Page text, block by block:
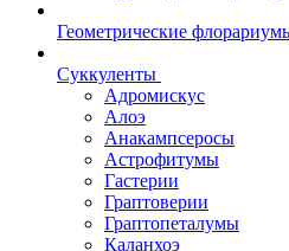
Геометрические
Суккуленты
Адромискус
Алоэ
Анакампсеросы
Астрофитумы
Гастерии
Граптоверии
Граптопеталумы
Каланхоэ